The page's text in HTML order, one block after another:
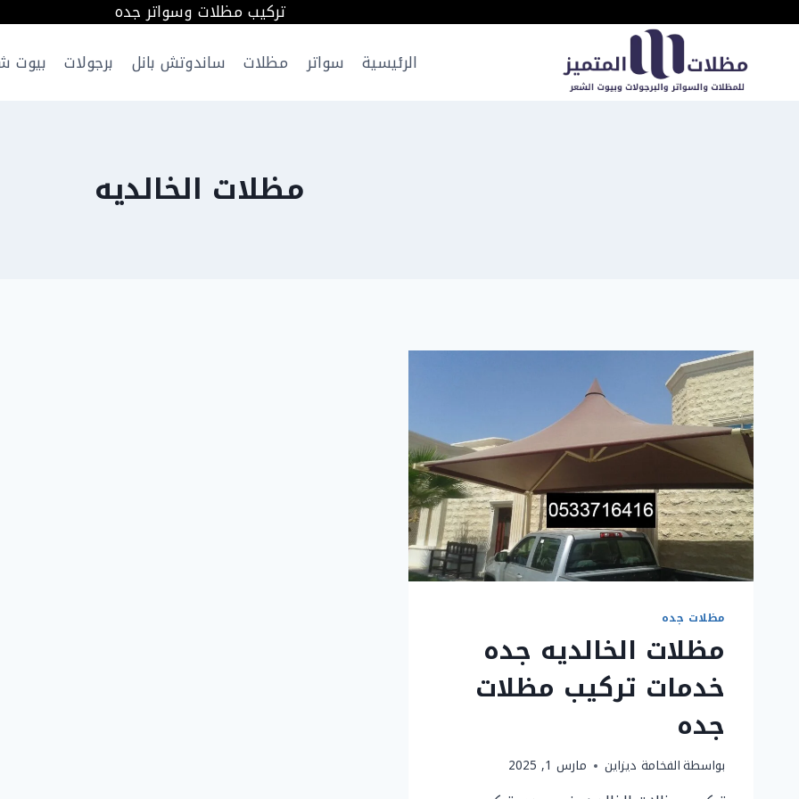
المحتوى
تركيب مظلات وسواتر جده
الرئيسية
سواتر مظلات ساندوتش بانل برجولات بيوت
مظلات الخالديه
مظلات جده
مظلات الخالديه جده
خدمات تركيب مظلات
جده
بواسطةالفخامة ديزاين مارس 1, 2025